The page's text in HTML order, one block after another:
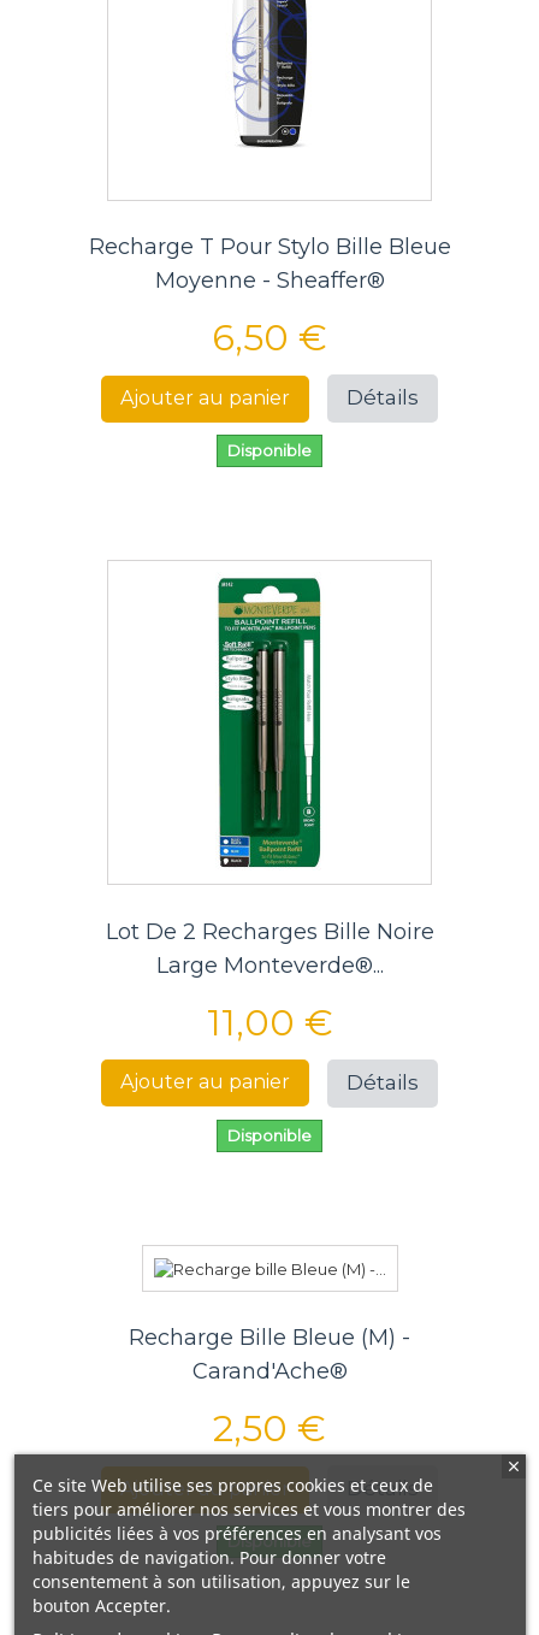
Recharge T Pour Stylo Bille Bleue
Moyenne - Sheaffer®
6,50 €
Ajouter au panier Détails
Disponible
Lot De 2 Recharges Bille Noire
Large Monteverde®...
11,00 €
Ajouter au panier Détails
Disponible
Recharge Bille Bleue (M) -
Carand'Ache®
2,50 €
Ajouter au panier Détails
Disponible
Ce site Web utilise ses propres cookies et ceux de
tiers pour améliorer nos services et vous montrer des
publicités liées à vos préférences en analysant vos
habitudes de navigation. Pour donner votre
consentement à son utilisation, appuyez sur le
bouton Accepter.